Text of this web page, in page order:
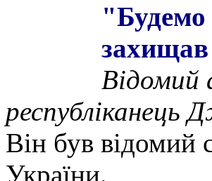
Відомий
республіканець
Він був
України.